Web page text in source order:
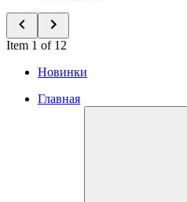
Item 1 of 12
Новинки
Главная